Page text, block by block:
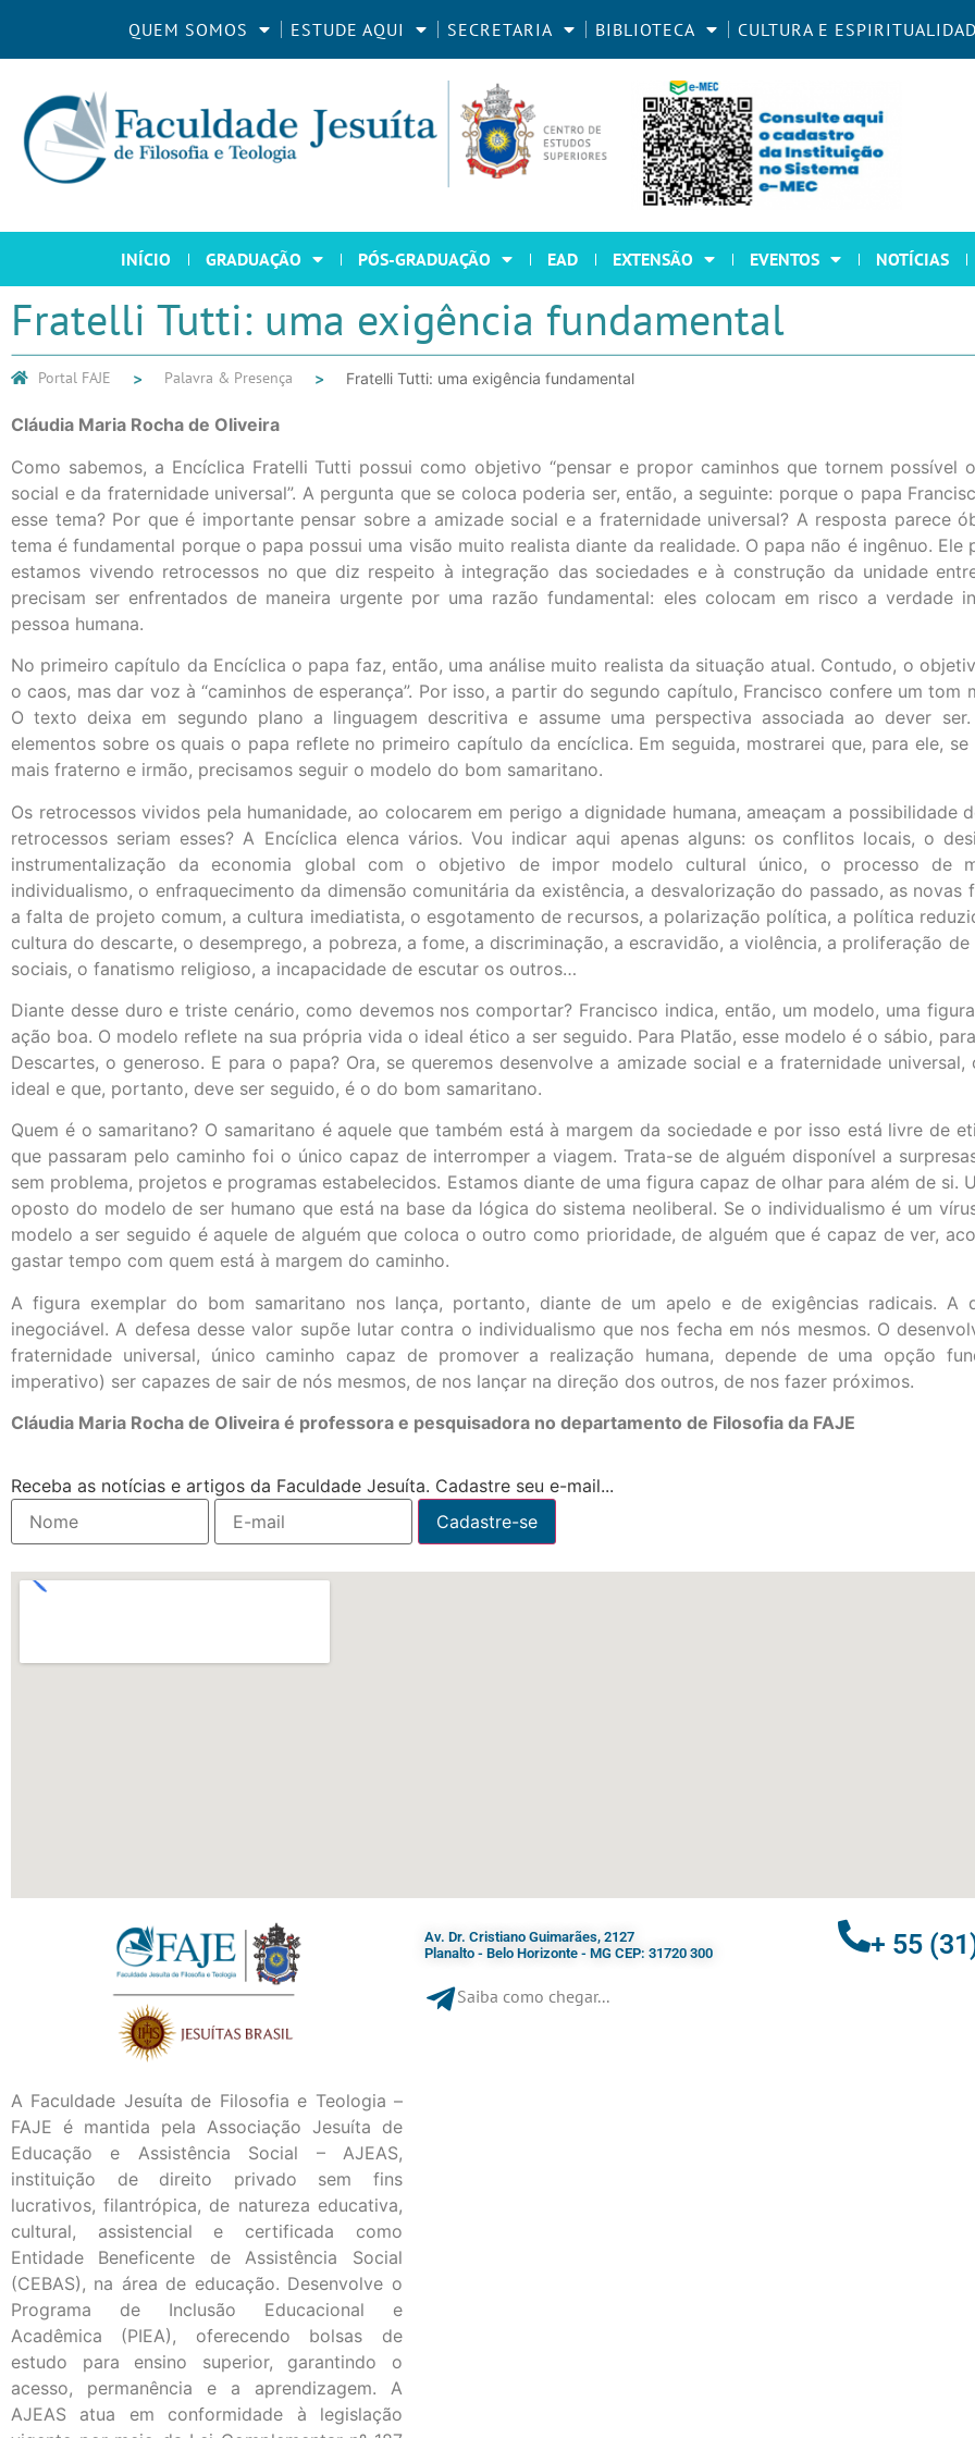
QUEM SOMOS ESTUDE AQUI SECRETARIA BIBLIOTECA CULTURA E
INÍCIO GRADUAÇÃO PÓS-GRADUAÇÃO EAD EXTENSÃO EVENTOS NOTÍCIAS
Fratelli Tutti: uma exigência fundamental
Portal FAJE Palavra & Presença Fratelli Tutti: uma exigência fundamental
Cláudia Maria Rocha de Oliveira
Como sabemos, a Encíclica Fratelli Tutti possui como objetivo “pensar e propor caminhos que tornem possível
social e da fraternidade universal”. A pergunta que se coloca poderia ser, então, a seguinte: porque o papa
esse tema? Por que é importante pensar sobre a amizade social e a fraternidade universal? A resposta parece
tema é fundamental porque o papa possui uma visão muito realista diante da realidade. O papa não é ingênuo.
estamos vivendo retrocessos no que diz respeito à integração das sociedades e à construção da unidade
precisam ser enfrentados de maneira urgente por uma razão fundamental: eles colocam em risco a verdade
pessoa humana.
No primeiro capítulo da Encíclica o papa faz, então, uma análise muito realista da situação atual. Contudo, o
o caos, mas dar voz à “caminhos de esperança”. Por isso, a partir do segundo capítulo, Francisco confere um tom
O texto deixa em segundo plano a linguagem descritiva e assume uma perspectiva associada ao dever ser.
elementos sobre os quais o papa reflete no primeiro capítulo da encíclica. Em seguida, mostrarei que, para ele,
mais fraterno e irmão, precisamos seguir o modelo do bom samaritano.
Os retrocessos vividos pela humanidade, ao colocarem em perigo a dignidade humana, ameaçam a possibilidade
retrocessos seriam esses? A Encíclica elenca vários. Vou indicar aqui apenas alguns: os conflitos locais, o
instrumentalização da economia global com o objetivo de impor modelo cultural único, o processo de
individualismo, o enfraquecimento da dimensão comunitária da existência, a desvalorização do passado, as novas
a falta de projeto comum, a cultura imediatista, o esgotamento de recursos, a polarização política, a política
cultura do descarte, o desemprego, a pobreza, a fome, a discriminação, a escravidão, a violência, a proliferação
sociais, o fanatismo religioso, a incapacidade de escutar os outros…
Diante desse duro e triste cenário, como devemos nos comportar? Francisco indica, então, um modelo, uma
ação boa. O modelo reflete na sua própria vida o ideal ético a ser seguido. Para Platão, esse modelo é o sábio,
Descartes, o generoso. E para o papa? Ora, se queremos desenvolve a amizade social e a fraternidade
ideal e que, portanto, deve ser seguido, é o do bom samaritano.
Quem é o samaritano? O samaritano é aquele que também está à margem da sociedade e por isso está livre de
que passaram pelo caminho foi o único capaz de interromper a viagem. Trata-se de alguém disponível a
sem problema, projetos e programas estabelecidos. Estamos diante de uma figura capaz de olhar para além de si.
oposto do modelo de ser humano que está na base da lógica do sistema neoliberal. Se o individualismo é um
modelo a ser seguido é aquele de alguém que coloca o outro como prioridade, de alguém que é capaz de ver,
gastar tempo com quem está à margem do caminho.
A figura exemplar do bom samaritano nos lança, portanto, diante de um apelo e de exigências radicais. A
inegociável. A defesa desse valor supõe lutar contra o individualismo que nos fecha em nós mesmos. O
fraternidade universal, único caminho capaz de promover a realização humana, depende de uma opção
imperativo) ser capazes de sair de nós mesmos, de nos lançar na direção dos outros, de nos fazer próximos.
Cláudia Maria Rocha de Oliveira é professora e pesquisadora no departamento de Filosofia da FAJE
Receba as notícias e artigos da Faculdade Jesuíta. Cadastre seu e-mail...
A Faculdade Jesuíta de Filosofia e Teologia –
FAJE é mantida pela Associação Jesuíta de
Educação e Assistência Social – AJEAS,
instituição de direito privado sem fins
lucrativos, filantrópica, de natureza educativa,
cultural, assistencial e certificada como
Entidade Beneficente de Assistência Social
(CEBAS), na área de educação. Desenvolve o
Programa de Inclusão Educacional e
Acadêmica (PIEA), oferecendo bolsas de
estudo para ensino superior, garantindo o
acesso, permanência e a aprendizagem. A
AJEAS atua em conformidade à legislação
Av. Dr. Cristiano Guimarães, 2127
Planalto - Belo Horizonte - MG CEP: 31720 300
Saiba como chegar...
+ 55